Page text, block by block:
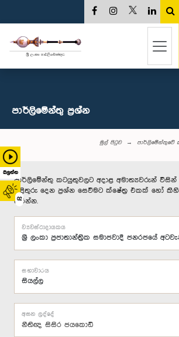
බලන්න
02
පාර්ලි‌මේන්තු‌ ප්‍රශ්න
මුල් පිටුව පාර්ලිමේන්තුවේ
පාර්ලිමේන්තු කටයුතුවලට අදාළ අමාත්‍යවරුන්
පිළිතුරු දෙන ප්‍රශ්න සෙවීමට ක්ෂේත්‍ර එකක් හෝ
කරන්න.
ව්‍යවස්ථාදායකය
සභාවාරය
නීතිඥ සිසිර ජයකොඩි
අසන ලද්දේ